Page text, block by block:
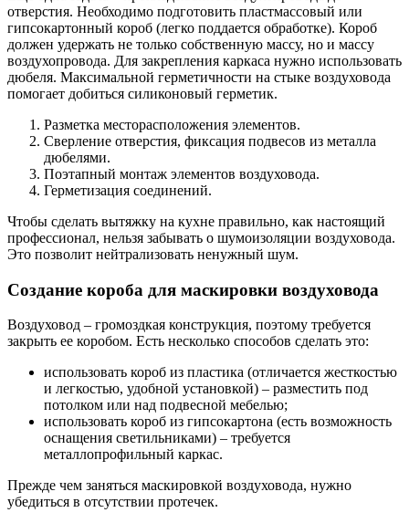
отверстия. Необходимо подготовить пластмассовый или
гипсокартонный короб (легко поддается обработке). Короб
должен удержать не только собственную массу, но и массу
воздухопровода. Для закрепления каркаса нужно использовать
дюбеля. Максимальной герметичности на стыке воздуховода
помогает добиться силиконовый герметик.
Разметка месторасположения элементов.
Сверление отверстия, фиксация подвесов из металла
дюбелями.
Поэтапный монтаж элементов воздуховода.
Герметизация соединений.
Чтобы сделать вытяжку на кухне правильно, как настоящий
профессионал, нельзя забывать о шумоизоляции воздуховода.
Это позволит нейтрализовать ненужный шум.
Создание короба для маскировки воздуховода
Воздуховод – громоздкая конструкция, поэтому требуется
закрыть ее коробом. Есть несколько способов сделать это:
использовать короб из пластика (отличается жесткостью
и легкостью, удобной установкой) – разместить под
потолком или над подвесной мебелью;
использовать короб из гипсокартона (есть возможность
оснащения светильниками) – требуется
металлопрофильный каркас.
Прежде чем заняться маскировкой воздуховода, нужно
убедиться в отсутствии протечек.